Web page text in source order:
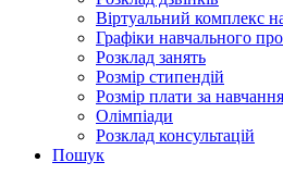
Віртуальний комплекс
Графіки навчального
Розклад занять
Розмір стипендій
Розмір плати за навчання
Олімпіади
Розклад консультацій
Пошук